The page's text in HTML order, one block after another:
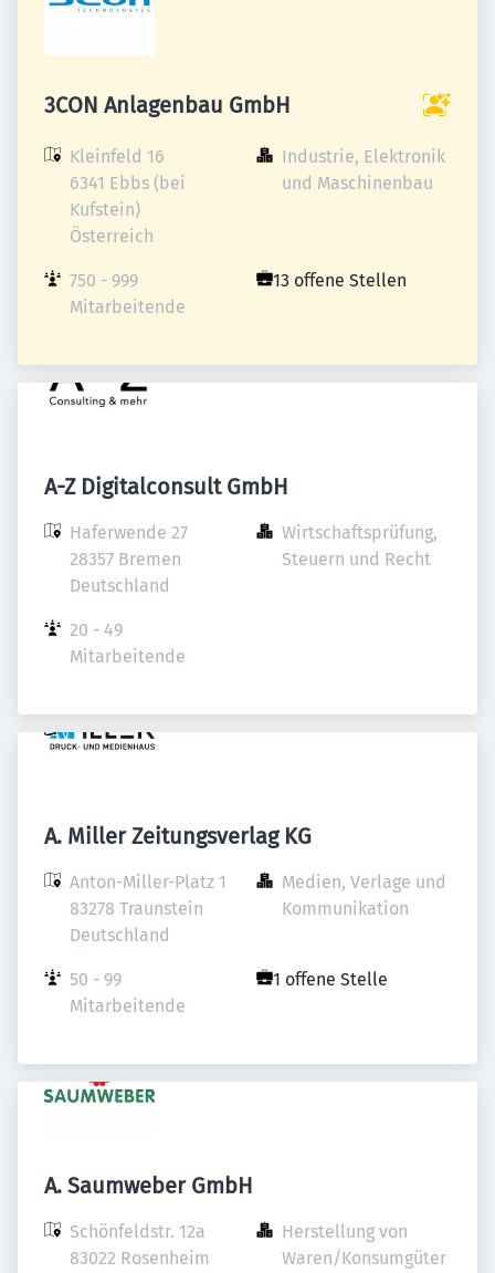
3CON Anlagenbau GmbH
Kleinfeld 16
6341 Ebbs (bei
Kufstein)
Österreich
Industrie, Elektronik
und Maschinenbau
750 - 999
Mitarbeitende
13 offene Stellen
A-Z Digitalconsult GmbH
Haferwende 27
28357 Bremen
Deutschland
Wirtschaftsprüfung,
Steuern und Recht
20 - 49
Mitarbeitende
A. Miller Zeitungsverlag KG
Anton-Miller-Platz 1
83278 Traunstein
Deutschland
Medien, Verlage und
Kommunikation
50 - 99
Mitarbeitende
1 offene Stelle
A. Saumweber GmbH
Schönfeldstr. 12a
83022 Rosenheim
Herstellung von
Waren/Konsumgüter